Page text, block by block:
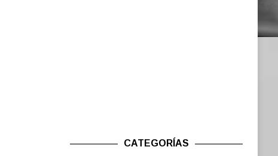
CATEGORÍAS